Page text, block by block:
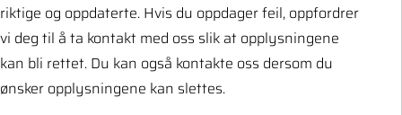
riktige og oppdaterte. Hvis du oppdager feil, oppfordrer
vi deg til å ta kontakt med oss slik at opplysningene
kan bli rettet. Du kan også kontakte oss dersom du
ønsker opplysningene kan slettes.